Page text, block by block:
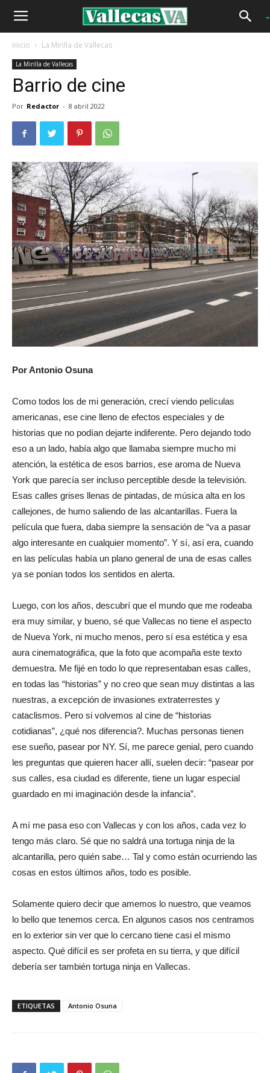
Inicio La Mirilla de Vallecas
La Mirilla de Vallecas
Barrio de cine
Por Redactor - 8 abril 2022
Por Antonio Osuna
Como todos los de mi generación, crecí viendo películas
americanas, ese cine lleno de efectos especiales y de
historias que no podían dejarte indiferente. Pero dejando todo
eso a un lado, había algo que llamaba siempre mucho mi
atención, la estética de esos barrios, ese aroma de Nueva
York que parecía ser incluso perceptible desde la televisión.
Esas calles grises llenas de pintadas, de música alta en los
callejones, de humo saliendo de las alcantarillas. Fuera la
película que fuera, daba siempre la sensación de “va a pasar
algo interesante en cualquier momento”. Y sí, así era, cuando
en las películas había un plano general de una de esas calles
ya se ponían todos los sentidos en alerta.
Luego, con los años, descubrí que el mundo que me rodeaba
era muy similar, y bueno, sé que Vallecas no tiene el aspecto
de Nueva York, ni mucho menos, pero sí esa estética y esa
aura cinematográfica, que la foto que acompaña este texto
demuestra. Me fijé en todo lo que representaban esas calles,
en todas las “historias” y no creo que sean muy distintas a las
nuestras, a excepción de invasiones extraterrestes y
cataclismos. Pero si volvemos al cine de “historias
cotidianas”, ¿qué nos diferencia?. Muchas personas tienen
ese sueño, pasear por NY. Sí, me parece genial, pero cuando
les preguntas que quieren hacer allí, suelen decir: “pasear por
sus calles, esa ciudad es diferente, tiene un lugar especial
guardado en mi imaginación desde la infancia”.
A mí me pasa eso con Vallecas y con los años, cada vez lo
tengo más claro. Sé que no saldrá una tortuga ninja de la
alcantarilla, pero quién sabe… Tal y como están ocurriendo las
cosas en estos últimos años, todo es posible.
Solamente quiero decir que amemos lo nuestro, que veamos
lo bello que tenemos cerca. En algunos casos nos centramos
en lo exterior sin ver que lo cercano tiene casi el mismo
aspecto. Qué difícil es ser profeta en su tierra, y que difícil
debería ser también tortuga ninja en Vallecas.
ETIQUETAS Antonio Osuna